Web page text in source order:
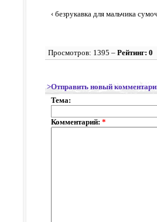
‹ безрукавка для мальчика
Просмотров: 1395 – Рейтинг: 0
>Отправить новый
Тема:
Комментарий: *